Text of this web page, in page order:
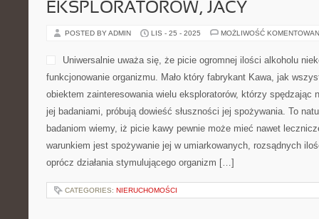
EKSPLORATORÓW, JACY
POSTED BY ADMIN LIS - 25 - 2025 MOŻLIWOŚĆ
Uniwersalnie uważa się, że picie ogromnej ilości alkoholu
funkcjonowanie organizmu. Mało który fabrykant Kawa, jak
obiektem zainteresowania wielu eksploratorów, którzy spędzając
jej badaniami, próbują dowieść słuszności jej spożywania. To
badaniom wiemy, iż picie kawy pewnie może mieć nawet
warunkiem jest spożywanie jej w umiarkowanych, rozsądnych
oprócz działania stymulującego organizm […]
CATEGORIES: NIERUCHOMOŚCI